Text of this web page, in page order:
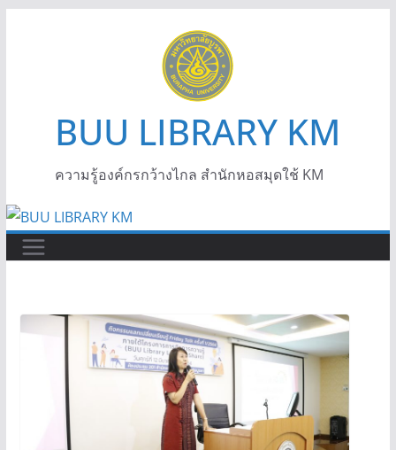
BUU LIBRARY KM
ความรู้องค์กรกว้างไกล สำนักหอสมุดใช้ KM